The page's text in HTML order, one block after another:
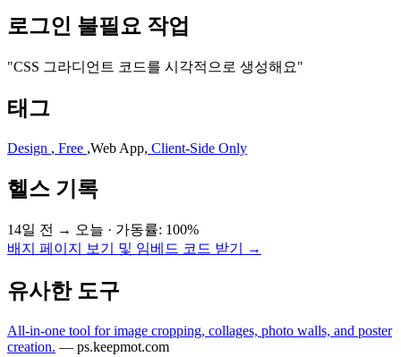
로그인 불필요 작업
"CSS 그라디언트 코드를 시각적으로 생성해요"
태그
Design , Free ,Web App, Client-Side Only
헬스 기록
14일 전 → 오늘 · 가동률: 100%
배지 페이지 보기 및 임베드 코드 받기 →
유사한 도구
All-in-one tool for image cropping, collages, photo walls, and poster
creation. — ps.keepmot.com